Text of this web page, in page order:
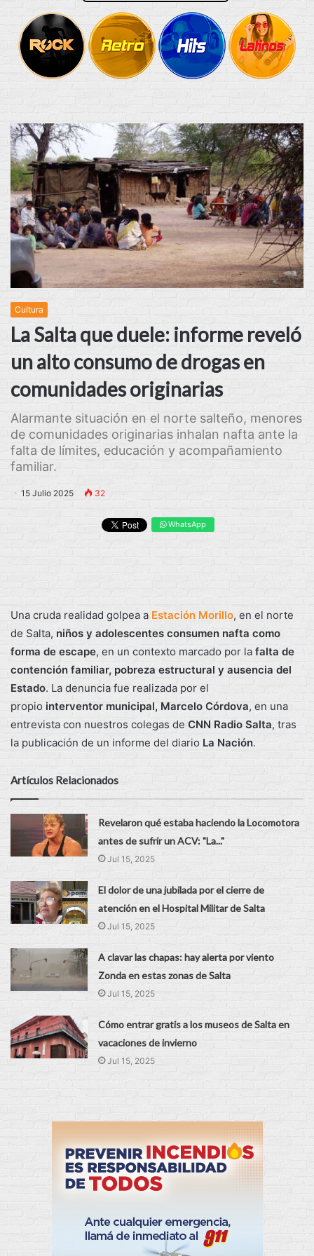
Cultura
La Salta que duele: informe reveló
un alto consumo de drogas en
comunidades originarias
Alarmante situación en el norte salteño, menores
de comunidades originarias inhalan nafta ante la
falta de límites, educación y acompañamiento
familiar.
15 Julio 2025 32
WhatsApp
Una cruda realidad golpea a Estación Morillo, en el norte
de Salta, niños y adolescentes consumen nafta como
forma de escape, en un contexto marcado por la falta de
contención familiar, pobreza estructural y ausencia del
Estado. La denuncia fue realizada por el
propio interventor municipal, Marcelo Córdova, en una
entrevista con nuestros colegas de CNN Radio Salta, tras
la publicación de un informe del diario La Nación.
Artículos Relacionados
Revelaron qué estaba haciendo la Locomotora
antes de sufrir un ACV: "La..."
Jul 15, 2025
El dolor de una jubilada por el cierre de
atención en el Hospital Militar de Salta
Jul 15, 2025
A clavar las chapas: hay alerta por viento
Zonda en estas zonas de Salta
Jul 15, 2025
Cómo entrar gratis a los museos de Salta en
vacaciones de invierno
Jul 15, 2025